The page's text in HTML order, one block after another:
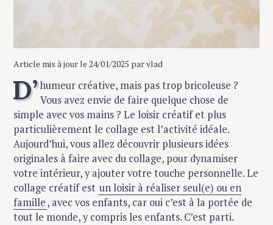
Article mis à jour le 24/01/2025 par vlad
D’humeur créative, mais pas trop bricoleuse ?
Vous avez envie de faire quelque chose de
simple avec vos mains ? Le loisir créatif et plus
particulièrement le collage est l’activité idéale.
Aujourd’hui, vous allez découvrir plusieurs idées
originales à faire avec du collage, pour dynamiser
votre intérieur, y ajouter votre touche personnelle. Le
collage créatif est un loisir à réaliser seul(e) ou en
famille, avec vos enfants, car oui c’est à la portée de
tout le monde, y compris les enfants. C’est parti.